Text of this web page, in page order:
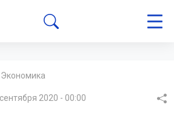
Экономика
2020 - 00:00